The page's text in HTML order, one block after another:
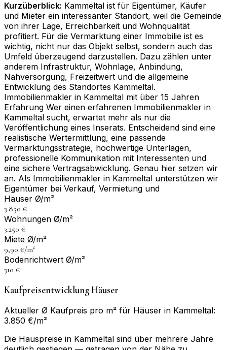
Kurzüberblick: Kammeltal ist für Eigentümer, Käufer
und Mieter ein interessanter Standort, weil die Gemeinde
von ihrer Lage, Erreichbarkeit und Wohnqualität
profitiert. Für die Vermarktung einer Immobilie ist es
wichtig, nicht nur das Objekt selbst, sondern auch das
Umfeld überzeugend darzustellen. Dazu zählen unter
anderem Infrastruktur, Wohnlage, Anbindung,
Nahversorgung, Freizeitwert und die allgemeine
Entwicklung des Standortes Kammeltal.
Immobilienmakler in Kammeltal mit über 15 Jahren
Erfahrung Wer einen erfahrenen Immobilienmakler in
Kammeltal sucht, erwartet mehr als nur die
Veröffentlichung eines Inserats. Entscheidend sind eine
realistische Wertermittlung, eine passende
Vermarktungsstrategie, hochwertige Unterlagen,
professionelle Kommunikation mit Interessenten und
eine sichere Vertragsabwicklung. Genau hier setzen wir
an. Als Immobilienmakler in Kammeltal unterstützen wir
Eigentümer bei Verkauf, Vermietung und
Häuser Ø/m²
3.850 €
Wohnungen Ø/m²
3.250 €
Miete Ø/m²
9,90 €/m²
Bodenrichtwert Ø/m²
310 €
Kaufpreisentwicklung Häuser
Aktueller Ø Kaufpreis pro m² für Häuser in Kammeltal:
3.850 €/m²
Die Hauspreise in Kammeltal sind über mehrere Jahre